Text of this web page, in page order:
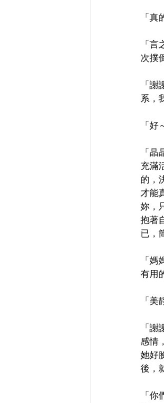
「
「
次撲
「
系，
「
「
充滿
的，
才能
妳，
抱著
已，
「
有用
「
「
感情
她好
後，
「